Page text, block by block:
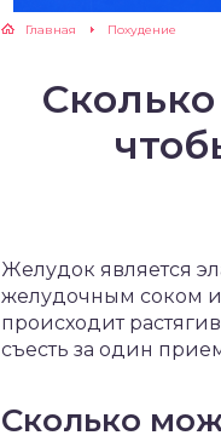
Главная Похудение
Желудок является
желудочным соком и
происходит
съесть за один
Сколько